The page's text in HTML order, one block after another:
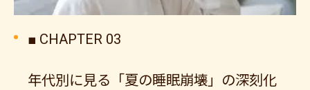
■ CHAPTER 03
年代別に見る「夏の睡眠崩壊」の深刻化